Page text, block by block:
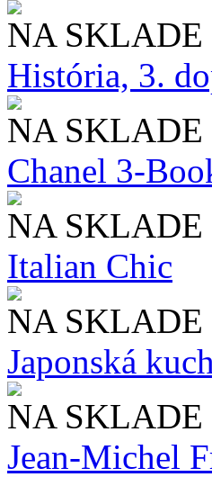
NA SKLADE
História, 3.
NA SKLADE
Chanel 3-
NA SKLADE
Italian Chic
NA SKLADE
Japonská
NA SKLADE
Jean-Michel